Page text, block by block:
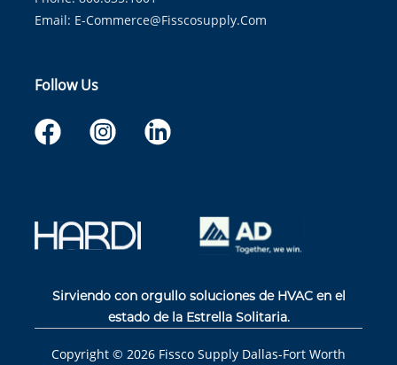
Email: E-Commerce@fisscosupply.com
Follow Us
Sirviendo con orgullo soluciones de HVAC en el
estado de la Estrella Solitaria.
Copyright © 2026 Fissco Supply Dallas-Fort Worth